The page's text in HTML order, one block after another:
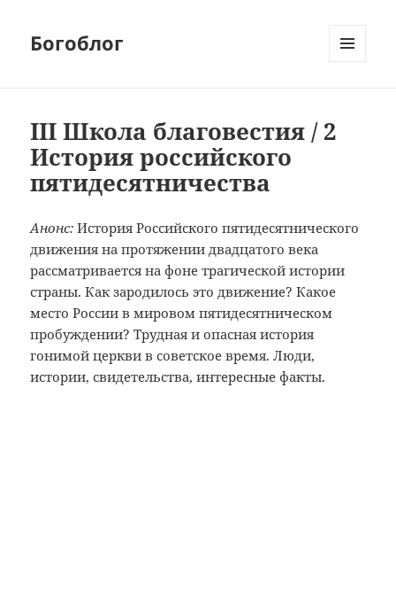
Богоблог
III Школа благовестия / 2
История российского
пятидесятничества
Анонс: История Российского пятидесятнического
движения на протяжении двадцатого века
рассматривается на фоне трагической истории
страны. Как зародилось это движение? Какое
место России в мировом пятидесятническом
пробуждении? Трудная и опасная история
гонимой церкви в советское время. Люди,
истории, свидетельства, интересные факты.